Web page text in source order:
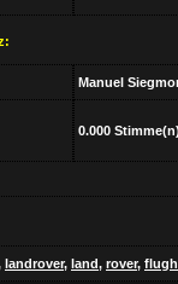
Manuel
0.000
landrover, land, rover,